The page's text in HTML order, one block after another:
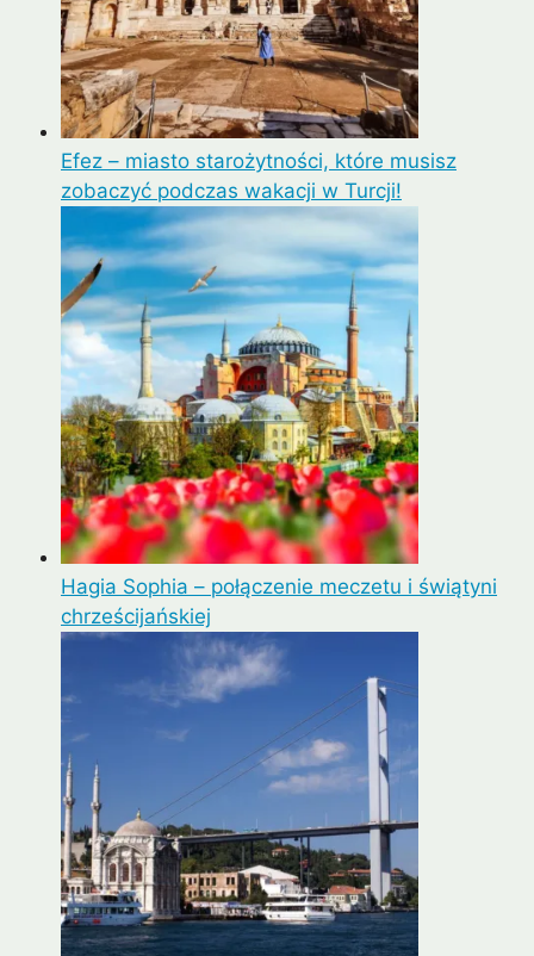
Efez – miasto starożytności, które musisz
zobaczyć podczas wakacji w Turcji!
Hagia Sophia – połączenie meczetu i świątyni
chrześcijańskiej